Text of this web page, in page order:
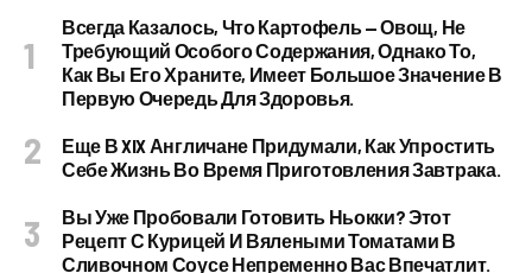
Всегда Казалось, Что Картофель — Овощ, Не
Требующий Особого Содержания, Однако То,
Как Вы Его Храните, Имеет Большое Значение В
Первую Очередь Для Здоровья.
Еще В XIX Англичане Придумали, Как Упростить
Себе Жизнь Во Время Приготовления Завтрака.
Вы Уже Пробовали Готовить Ньокки? Этот
Рецепт С Курицей И Вялеными Томатами В
Сливочном Соусе Непременно Вас Впечатлит.